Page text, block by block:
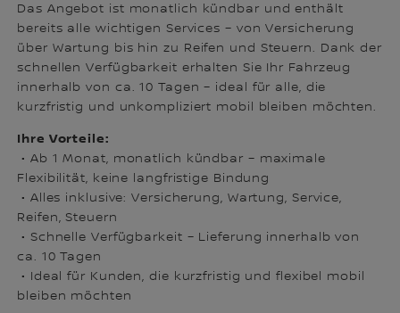
Das Angebot ist monatlich kündbar und enthält
bereits alle wichtigen Services – von Versicherung
über Wartung bis hin zu Reifen und Steuern. Dank der
schnellen Verfügbarkeit erhalten Sie Ihr Fahrzeug
innerhalb von ca. 10 Tagen – ideal für alle, die
kurzfristig und unkompliziert mobil bleiben möchten.
Ihre Vorteile:
• Ab 1 Monat, monatlich kündbar – maximale
Flexibilität, keine langfristige Bindung
• Alles inklusive: Versicherung, Wartung, Service,
Reifen, Steuern
• Schnelle Verfügbarkeit – Lieferung innerhalb von
ca. 10 Tagen
• Ideal für Kunden, die kurzfristig und flexibel mobil
bleiben möchten